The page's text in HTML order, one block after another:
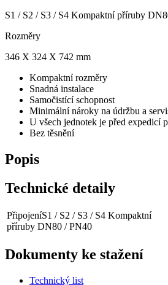
S1 / S2 / S3 / S4 Kompaktní příruby
Rozměry
346 X 324 X 742 mm
Kompaktní rozměry
Snadná instalace
Samočistící schopnost
Minimální nároky na údržbu a
U všech jednotek je před expedicí
Bez těsnění
Popis
Technické detaily
PřipojeníS1 / S2 / S3 / S4 Kompaktní
příruby DN80 / PN40
Dokumenty ke stažení
Technický list